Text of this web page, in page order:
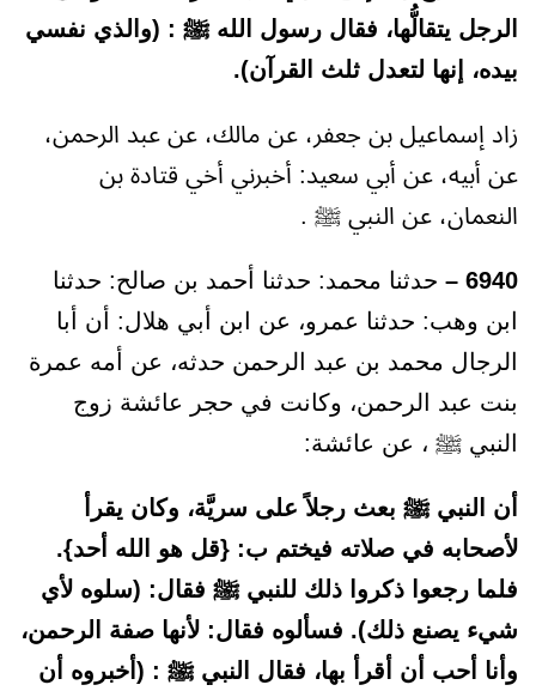
الرجل يتقالُّها، فقال رسول الله ﷺ : (والذي نفسي
بيده، إنها لتعدل ثلث القرآن).
زاد إسماعيل بن جعفر، عن مالك، عن عبد الرحمن،
عن أبيه، عن أبي سعيد: أخبرني أخي قتادة بن
النعمان، عن النبي ﷺ .
6940 –
حدثنا محمد: حدثنا أحمد بن صالح: حدثنا
ابن وهب: حدثنا عمرو، عن ابن أبي هلال: أن أبا
الرجال محمد بن عبد الرحمن حدثه، عن أمه عمرة
بنت عبد الرحمن، وكانت في حجر عائشة زوج
النبي ﷺ ، عن عائشة:
أن النبي ﷺ بعث رجلاً على سريَّة، وكان يقرأ
لأصحابه في صلاته فيختم ب: {قل هو الله أحد}.
فلما رجعوا ذكروا ذلك للنبي ﷺ فقال: (سلوه لأي
شيء يصنع ذلك). فسألوه فقال: لأنها صفة الرحمن،
وأنا أحب أن أقرأ بها، فقال النبي ﷺ : (أخبروه أن